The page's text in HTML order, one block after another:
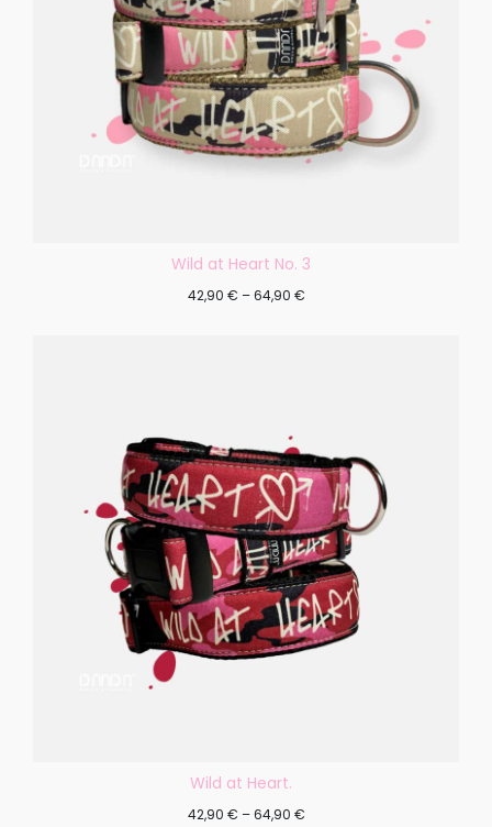
Wild at Heart No. 3
42,90 € –64,90 €
Wild at Heart.
42,90 € –64,90 €